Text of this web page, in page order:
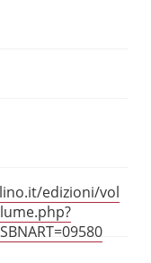
edizioni/vol